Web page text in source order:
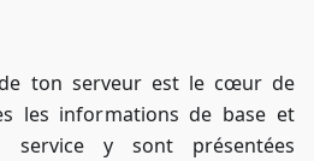
ton serveur est le cœur de
les informations de base et
service y sont présentées